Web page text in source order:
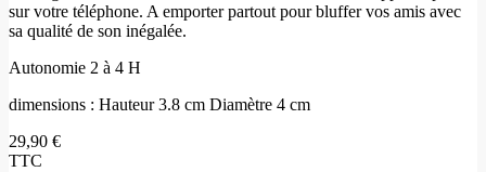
sur votre téléphone. A emporter partout pour bluffer vos amis avec
sa qualité de son inégalée.
Autonomie 2 à 4 H
dimensions : Hauteur 3.8 cm Diamètre 4 cm
29,90 €
TTC